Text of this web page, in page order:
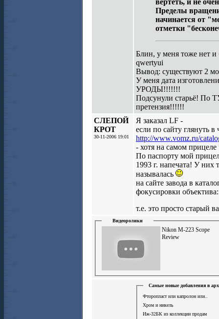
вертеть, и не
Пределы
начинается от
отметки
Блин, у меня тоже нет и
qwertyui
Вывод: существуют 2
У меня дата
УРОДЫ!!!!!!!
Подсунули старьё! По
претензия!!!!!!
СЛЕПОЙ
КРОТ
30-11-2006 19:01
Я заказал LF -
если по сайту глянуть
http://www.vomz.ru/
- хотя на самом
По паспорту мой
1993 г. напечата! У них
называлась
на сайте завода в
фокусировки
т.е. это просто старый
Видеоролики
Nikon M-223 Scope
Review
Самые новые добавления в
Фторопласт или капролон или..
Хром и никель
Иж-32БК из коллекции продам